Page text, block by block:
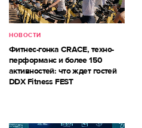
НОВОСТИ
Фитнес-гонка CRACE, техно-
перформанс и более 150
активностей: что ждет гостей
DDX Fitness FEST